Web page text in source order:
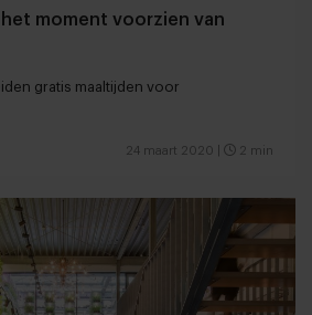
moment voorzien van
gratis maaltijden voor
24 maart 2020 2 min